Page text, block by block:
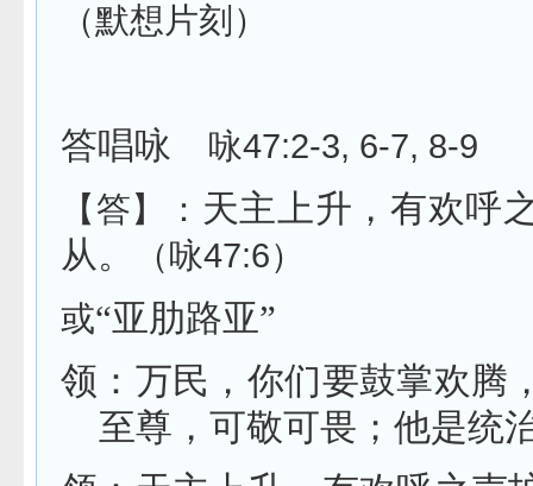
（默想片刻）
答唱咏 咏47:2-3, 6-7, 8-9
【答】： 天主上升，有欢呼
从。
（咏47:6）
或“亚肋路亚”
领：万民，你们要鼓掌欢腾
至尊，可敬可畏；他是统